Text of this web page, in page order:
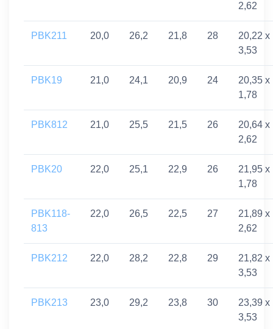
2,62
PBK211 20,0 26,2 21,8 28
20,22 x
3,53
PBK19 21,0 24,1 20,9 24
20,35 x
1,78
PBK812 21,0 25,5 21,5 26
20,64 x
2,62
PBK20 22,0 25,1 22,9 26
21,95 x
1,78
PBK118-
813
22,0 26,5 22,5 27
21,89 x
2,62
PBK212 22,0 28,2 22,8 29
21,82 x
3,53
PBK213 23,0 29,2 23,8 30
23,39 x
3,53